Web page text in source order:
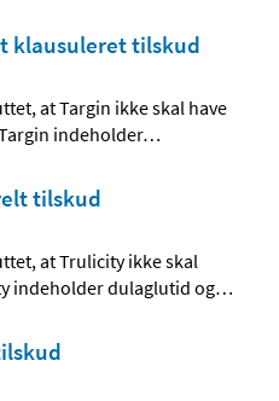
klausuleret tilskud
at Targin ikke skal have
indeholder…
tilskud
at Trulicity ikke skal
indeholder dulaglutid og…